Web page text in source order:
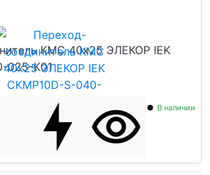
КМС 40x25 ЭЛЕКОР IEK
025-K01
В наличии